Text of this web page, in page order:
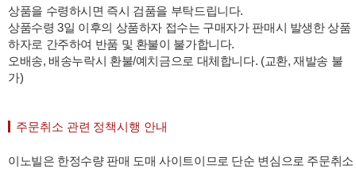
상품을 수령하시면 즉시 검품을 부탁드립니다.
상품수령 3일 이후의 상품하자 접수는 구매자가 판매시 발생한 상품
하자로 간주하여 반품 및 환불이 불가합니다.
오배송, 배송누락시 환불/예치금으로 대체합니다. (교환, 재발송 불
가)
주문취소 관련 정책시행 안내
이노빌은 한정수량 판매 도매 사이트이므로 단순 변심으로 주문취소